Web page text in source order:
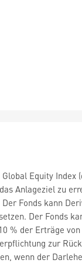
Equity Index
Anlageziel zu
Fonds kann
Der Fonds
% der Erträge
zur
wenn der